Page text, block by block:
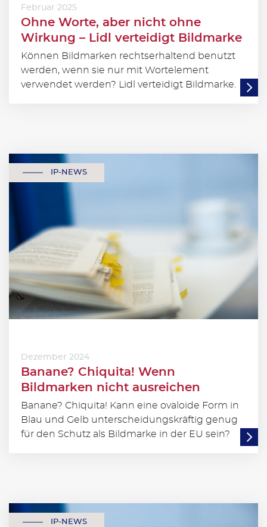
Februar 2025
Ohne Worte, aber nicht ohne
Wirkung – Lidl verteidigt Bildmarke
Können Bildmarken rechtserhaltend benutzt
werden, wenn sie nur mit Wortelement
verwendet werden? Lidl verteidigt Bildmarke.
IP-NEWS
Dezember 2024
Banane? Chiquita! Wenn
Bildmarken nicht ausreichen
Banane? Chiquita! Kann eine ovaloide Form in
Blau und Gelb unterscheidungskräftig genug
für den Schutz als Bildmarke in der EU sein?
IP-NEWS